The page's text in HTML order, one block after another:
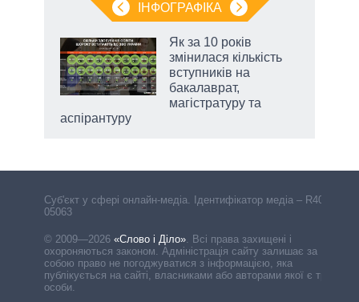
ІНФОГРАФІКА
Як за 10 років
змінилася кількість
вступників на
бакалаврат,
магістратуру та
аспірантуру
Cуб'єкт у сфері онлайн-медіа. Ідентифікатор медіа – R40-
05063
© 2009—2026 «Слово і Діло». Всі права захищені і
охороняються законом. Адміністрація сайту залишає за
собою право не погоджуватися з інформацією, яка
публікується на сайті, власниками або авторами якої є треті
особи.